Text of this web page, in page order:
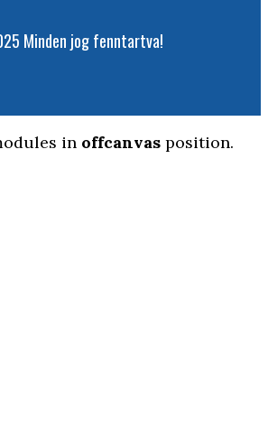
Minden jog fenntartva!
in offcanvas position.